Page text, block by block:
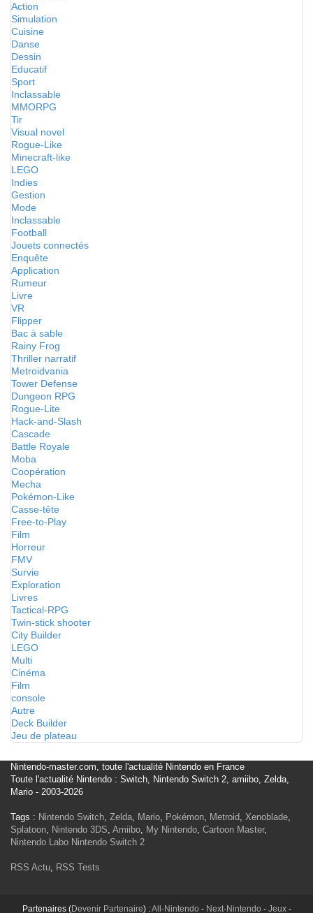
Action
Simulation
Cuisine
Danse
Dessin
Educatif
Sport
Inclassable
MMORPG
Tir
Visual novel
Rogue-Like
Minecraft-like
LEGO
Indies
Gestion
Mode
Inclassable
Football
Jouets connectés
Enquête
Application
Rumeur
Livre
VR
Flipper
Bac à sable
Rainy Frog
Thriller narratif
Metroidvania
Tower Defense
Dungeon RPG
Rogue-Lite
Hack-and-Slash
Cascade
Battle Royale
Moba
Coopération
Mecha
Pokémon-Like
Casse-tête
Free-to-Play
Film
Horreur
FMV
Survie
Exploration
Livres
Tactical-RPG
Twin-stick shooter
City Builder
LEGO
Multi
Cinéma
Film
console
Autre
Deck Builder
Jeu de plateau
Nintendo-master.com, toute l'actualité Nintendo en France
Toute l'actualité Nintendo : Switch, Nintendo Switch 2, amiibo, Zelda,
Mario - 2003-2026
Tags : Nintendo Switch, Zelda, Mario, Pokémon, Metroid, Xenoblade,
Splatoon, Nintendo 3DS, Amiibo, My Nintendo, Cartoon Master,
Nintendo Labo Nintendo Switch 2
RSS Actu, RSS Tests
Partenaires (Devenir Partenaire) :All-Nintendo - Next-Nintendo - Jeux-